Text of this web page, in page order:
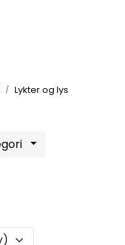
Lykter og lys